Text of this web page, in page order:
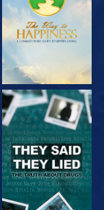
TITTA